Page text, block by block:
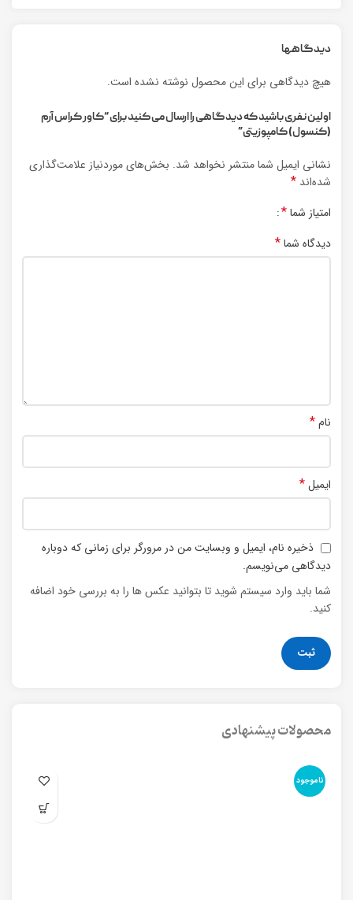
دیدگاهها
هیچ دیدگاهی برای این محصول نوشته نشده است.
اولین نفری باشید که دیدگاهی را ارسال می کنید برای “کاور کراس آرم
(کنسول) کامپوزیتی”
نشانی ایمیل شما منتشر نخواهد شد. بخش‌های موردنیاز علامت‌گذاری
شده‌اند *
امتیاز شما*
دیدگاه شما*
نام*
ایمیل*
ذخیره نام، ایمیل و وبسایت من در مرورگر برای زمانی که دوباره
دیدگاهی می‌نویسم.
شما باید وارد سیستم شوید تا بتوانید عکس ها را به بررسی خود اضافه
کنید.
محصولات پیشنهادی
ناموجود